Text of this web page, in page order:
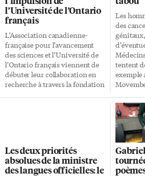
l’Université de l’Ontario
français
L’Association canadienne-
française pour l’avancement
des sciences et l’Université de
l’Ontario français viennent de
débuter leur collaboration en
recherche à travers la fondation
sert de vecteur de
démocratisation de la science et
de communication des
Les
des
tentent
exemple
de
décède
prostate.
cet
Les deux priorités
absolues de la ministre
des langues officielles: le